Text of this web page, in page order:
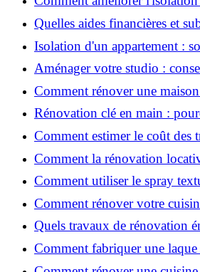
appartement ?
Quelles aides financières et
rénover votre appartement en
Isolation d'un appartement :
prix et conseils
Aménager votre studio :
erreurs à éviter
Comment rénover une
avec 50 000 € : budget, étapes
Rénovation clé en main :
solution et à quoi faire
Comment estimer le coût des
?
Comment la rénovation
rentabilité de votre parc
Comment utiliser le spray
Salt pour des cheveux effet
Comment rénover votre
astuces bois ?
Quels travaux de rénovation
éligibles à MaPrimeRénov' ?
Comment fabriquer une
maison ?